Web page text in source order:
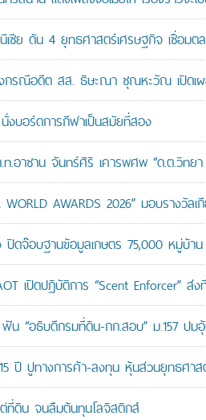
นีเซีย ดัน 4 ยุทธศาสตร์เศรษฐกิจ เชื่อ
กรณีอดีต สส. ธิษะณา ชุณหะวัณ เปิดเผ
งบอร์ดการกีฬาเป็นสมัยที่สอง
อาชาน จันทร์ศิริ เคารพศพ “ด.ต.วิทย
AWARDS 2026” มอบรางวั
ดจ๊อบฐานข้อมูลเกษตร 75,000 หมู่บ้
เปิดปฏิบัติการ “Scent Enforcer” ส่
“อธิบดีกรมที่ดิน-กก.สอบ” ม.157 ปมอุ้
ปี ปูทางการค้า-ลงทุน หุ้นส่วนยุทธศาส
ที่ดิน จนลืมต้นทุนโลจิสติกส์